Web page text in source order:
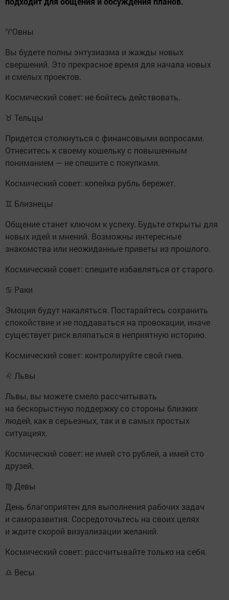
♈️Овны
Вы будете полны энтузиазма и жажды новых
свершений. Это прекрасное время для начала новых
и смелых проектов.
Космический совет: не бойтесь действовать.
♉ Тельцы
Придется столкнуться с финансовыми вопросами.
Отнеситесь к своему кошельку с повышенным
пониманием — не спешите с покупками.
Космический совет: копейка рубль бережет.
♊ Близнецы
Общение станет ключом к успеху. Будьте открыты для
новых идей и мнений. Возможны интересные
знакомства или неожиданные приветы из прошлого.
Космический совет: спешите избавляться от старого.
♋ Раки
Эмоции будут накаляться. Постарайтесь сохранить
спокойствие и не поддаваться на провокации, иначе
существует риск вляпаться в неприятную историю.
Космический совет: контролируйте свой гнев.
♌ Львы
Львы, вы можете смело рассчитывать
на бескорыстную поддержку со стороны близких
людей, как в серьезных, так и в самых простых
ситуациях.
Космический совет: не имей сто рублей, а имей сто
друзей.
♍ Девы
День благоприятен для выполнения рабочих задач
и саморазвития. Сосредоточьтесь на своих целях
и ждите скорой визуализации желаний.
Космический совет: рассчитывайте только на себя.
♎ Весы